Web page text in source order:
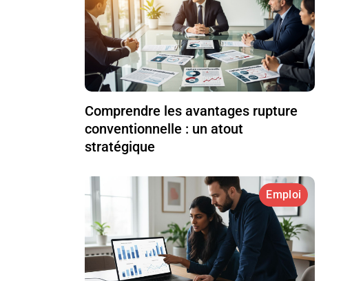
Comprendre les avantages rupture
conventionnelle : un atout
stratégique
Emploi